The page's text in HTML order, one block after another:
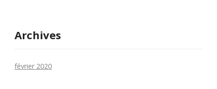
Archives
février 2020